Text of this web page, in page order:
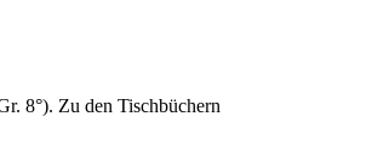
8°). Zu den Tischbüchern